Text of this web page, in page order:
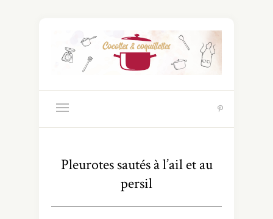
Pleurotes sautés à l’ail et au
persil